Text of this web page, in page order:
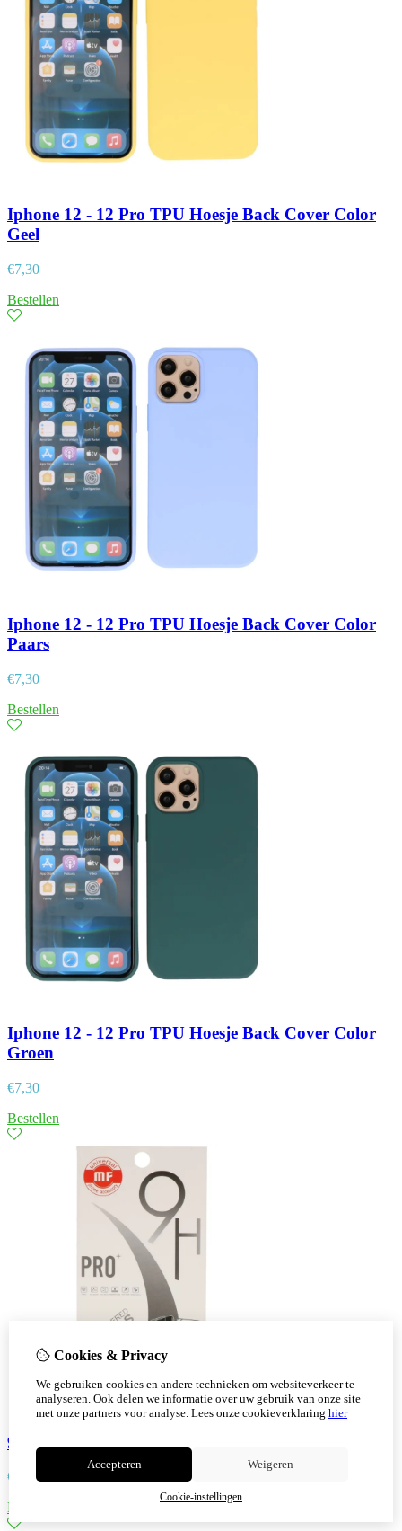
Iphone 12 - 12 Pro TPU Hoesje Back Cover Color
Geel
€7,30
Bestellen
Iphone 12 - 12 Pro TPU Hoesje Back Cover Color
Paars
€7,30
Bestellen
Iphone 12 - 12 Pro TPU Hoesje Back Cover Color
Groen
€7,30
Bestellen
9H Pro Tempered Glass voor iPhone 12 - 12 Pro
€
4,84
Bestellen
Cookies & Privacy
We gebruiken cookies en andere technieken om websiteverkeer te
analyseren. Ook delen we informatie over uw gebruik van onze site
met onze partners voor analyse. Lees onze cookieverklaring hier
Accepteren Weigeren
Cookie-instellingen